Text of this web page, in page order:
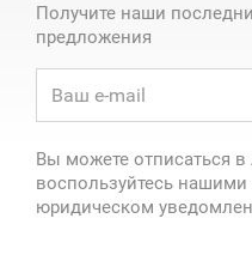
Получите наши
предложения
Вы можете отписаться
воспользуйтесь
юридическом